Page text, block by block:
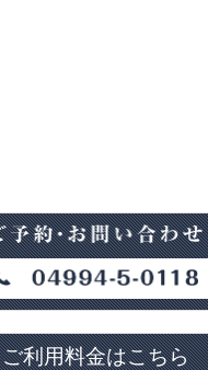
ご利用料金はこちら